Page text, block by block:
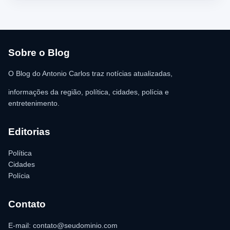
para as providências legais.
Sobre o Blog
O Blog do Antonio Carlos traz notícias atualizadas,
informações da região, política, cidades, polícia e
entretenimento.
Editorias
Política
Cidades
Polícia
Contato
E-mail: contato@seudominio.com